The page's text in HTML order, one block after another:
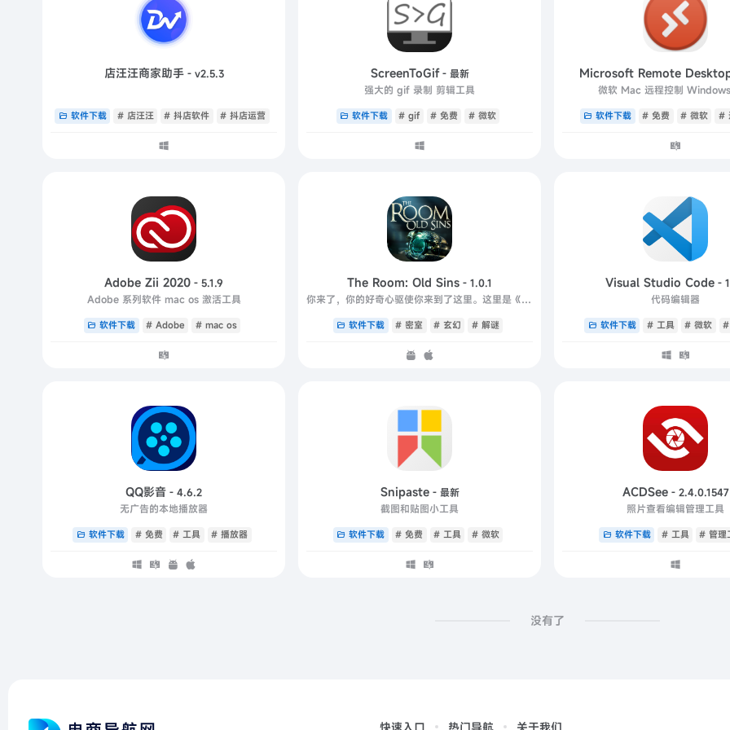
店汪汪商家助手- v2.5.3
软件下载 # 店汪汪 # 抖店软件 # 抖店运营
ScreenToGif- 最新
强大的 gif 录制 剪辑工具
软件下载 # gif # 免费 # 微软
Microsoft Remote
微软 Mac 远程控制
软件下载 # 免费 # 微软 #
Adobe Zii 2020 - 5.1.9
Adobe 系列软件 mac os 激活工具
软件下载 # Adobe # mac os
The Room: Old Sins - 1.0.1
你来了，你的好奇心驱使你来到了这里。这里是《迷室》
软件下载 # 密室 # 玄幻 # 解谜
Visual Studio Code -
代码编辑器
软件下载 # 工具 # 微软 #
QQ影音 - 4.6.2
无广告的本地播放器
软件下载 # 免费 # 工具 # 播放器
Snipaste- 最新
截图和贴图小工具
软件下载 # 免费 # 工具 # 微软
ACDSee- 2.4.0.1547
照片查看编辑管理工具
软件下载 # 工具 # 管理
没有了